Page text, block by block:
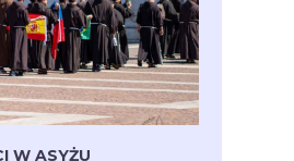
W ASYŻU